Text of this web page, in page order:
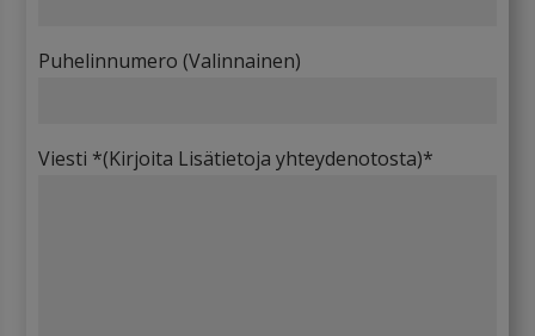
Puhelinnumero (Valinnainen)
Viesti *(Kirjoita Lisätietoja yhteydenotosta)*